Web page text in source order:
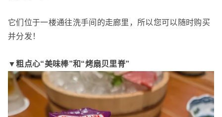
它们位于一楼通往洗手间的走廊里，所以您可以随时购买
并分发！
▼粗点心“美味棒”和“烤扇贝里脊”